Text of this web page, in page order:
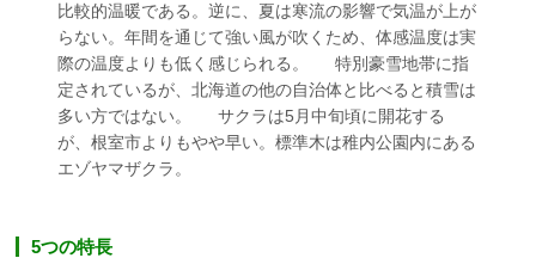
比較的温暖である。逆に、夏は寒流の影響で気温が上が
らない。年間を通じて強い風が吹くため、体感温度は実
際の温度よりも低く感じられる。 特別豪雪地帯に指
定されているが、北海道の他の自治体と比べると積雪は
多い方ではない。 サクラは5月中旬頃に開花する
が、根室市よりもやや早い。標準木は稚内公園内にある
エゾヤマザクラ。
5つの特長